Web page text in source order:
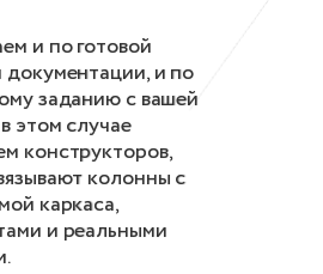
и по готовой
документации, и по
заданию с вашей
этом случае
конструкторов,
колонны с
каркаса,
и реальными